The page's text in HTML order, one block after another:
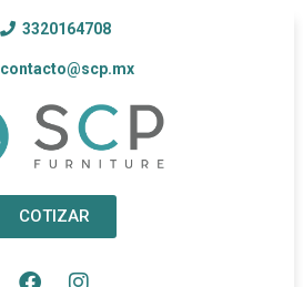
3320164708
contacto@scp.mx
COTIZAR